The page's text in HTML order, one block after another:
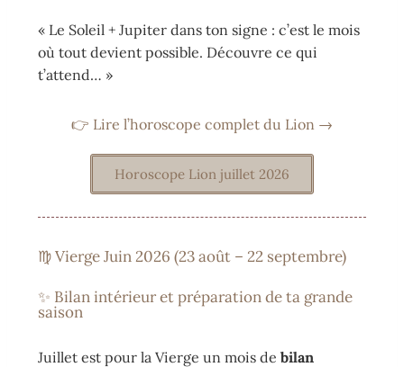
« Le Soleil + Jupiter dans ton signe : c’est le mois
où tout devient possible. Découvre ce qui
t’attend… »
👉 Lire l’horoscope complet du Lion →
Horoscope Lion juillet 2026
♍ Vierge Juin 2026 (23 août – 22 septembre)
✨ Bilan intérieur et préparation de ta grande
saison
Juillet est pour la Vierge un mois de bilan